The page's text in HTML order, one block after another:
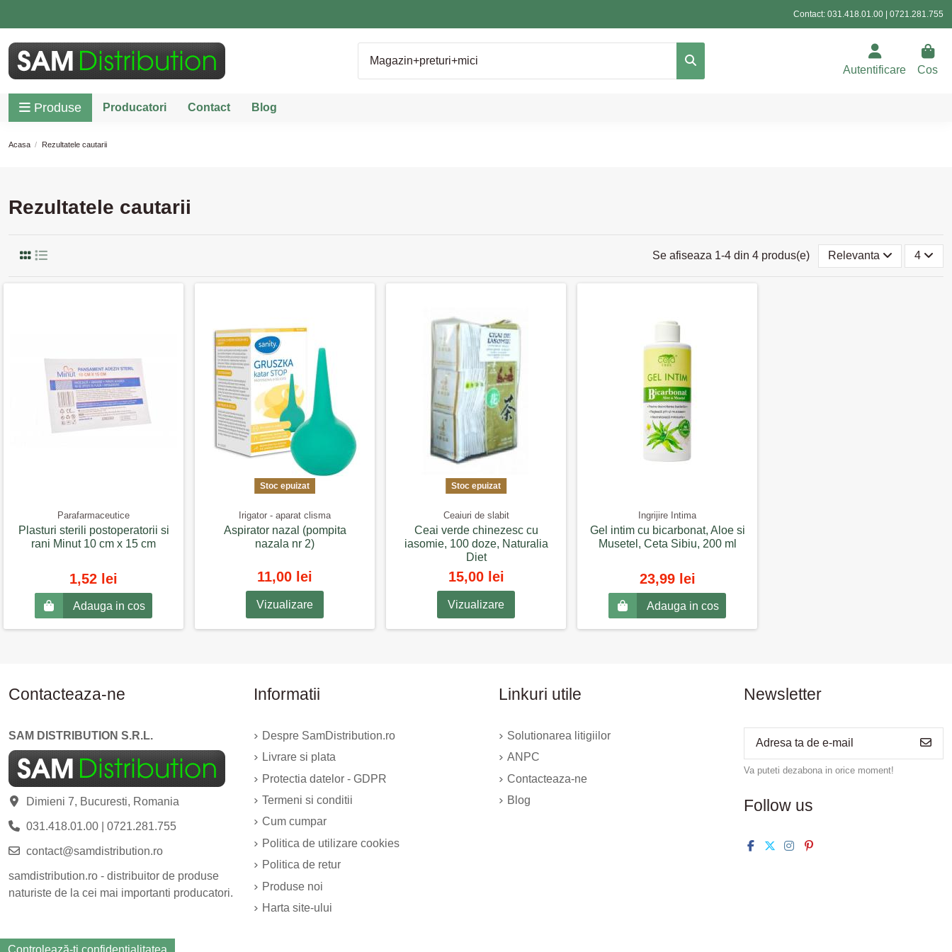
Contact: 031.418.01.00 0721.281.755
Autentificare Cos
Produse Producatori Contact Blog
Acasa Rezultatele cautarii
Rezultatele cautarii
Se afiseaza 1-4 din 4 produs(e) Relevanta 4
Parafarmaceutice
Plasturi sterili postoperatorii si
rani Minut 10 cm x 15 cm
1,52 lei
Adauga in cos
Stoc epuizat
Irigator - aparat clisma
Aspirator nazal (pompita
nazala nr 2)
11,00 lei
Vizualizare
Stoc epuizat
Ceaiuri de slabit
Ceai verde chinezesc cu
iasomie, 100 doze, Naturalia
Diet
15,00 lei
Vizualizare
Ingrijire Intima
Gel intim cu bicarbonat, Aloe si
Musetel, Ceta Sibiu, 200 ml
23,99 lei
Adauga in cos
Contacteaza-ne
SAM DISTRIBUTION S.R.L.
Dimieni 7, Bucuresti, Romania
031.418.01.00| 0721.281.755
contact@samdistribution.ro
samdistribution.ro - distribuitor de produse
naturiste de la cei mai importanti producatori.
Informatii
Despre SamDistribution.ro
Livrare si plata
Protectia datelor - GDPR
Termeni si conditii
Cum cumpar
Politica de utilizare cookies
Politica de retur
Produse noi
Harta site-ului
Linkuri utile
Solutionarea litigiilor
ANPC
Contacteaza-ne
Blog
Newsletter
Va puteti dezabona in orice moment!
Follow us
Controlează-ți confidențialitatea